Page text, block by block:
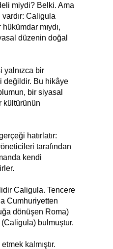
miydi? Belki. Ama
Caligula
mıydı,
düzenin doğal
yalnızca bir
değildir. Bu hikâye
bir siyasal
kültürünün
hatırlatır:
tarafından
kendi
Caligula. Tencere
Cumhuriyetten
dönüşen Roma)
(Caligula) bulmuştur.
kalmıştır.